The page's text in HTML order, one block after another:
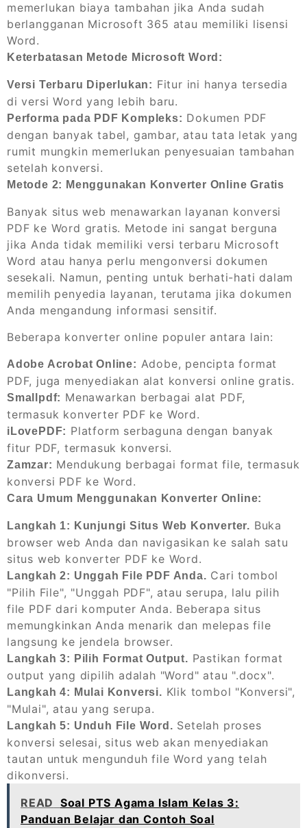
memerlukan biaya tambahan jika Anda sudah
berlangganan Microsoft 365 atau memiliki lisensi
Word.
Keterbatasan Metode Microsoft Word:
Versi Terbaru Diperlukan: Fitur ini hanya tersedia
di versi Word yang lebih baru.
Performa pada PDF Kompleks: Dokumen PDF
dengan banyak tabel, gambar, atau tata letak yang
rumit mungkin memerlukan penyesuaian tambahan
setelah konversi.
Metode 2: Menggunakan Konverter Online Gratis
Banyak situs web menawarkan layanan konversi
PDF ke Word gratis. Metode ini sangat berguna
jika Anda tidak memiliki versi terbaru Microsoft
Word atau hanya perlu mengonversi dokumen
sesekali. Namun, penting untuk berhati-hati dalam
memilih penyedia layanan, terutama jika dokumen
Anda mengandung informasi sensitif.
Beberapa konverter online populer antara lain:
Adobe Acrobat Online: Adobe, pencipta format
PDF, juga menyediakan alat konversi online gratis.
Smallpdf: Menawarkan berbagai alat PDF,
termasuk konverter PDF ke Word.
iLovePDF: Platform serbaguna dengan banyak
fitur PDF, termasuk konversi.
Zamzar: Mendukung berbagai format file, termasuk
konversi PDF ke Word.
Cara Umum Menggunakan Konverter Online:
Langkah 1: Kunjungi Situs Web Konverter. Buka
browser web Anda dan navigasikan ke salah satu
situs web konverter PDF ke Word.
Langkah 2: Unggah File PDF Anda. Cari tombol
"Pilih File", "Unggah PDF", atau serupa, lalu pilih
file PDF dari komputer Anda. Beberapa situs
memungkinkan Anda menarik dan melepas file
langsung ke jendela browser.
Langkah 3: Pilih Format Output. Pastikan format
output yang dipilih adalah "Word" atau ".docx".
Langkah 4: Mulai Konversi. Klik tombol "Konversi",
"Mulai", atau yang serupa.
Langkah 5: Unduh File Word. Setelah proses
konversi selesai, situs web akan menyediakan
tautan untuk mengunduh file Word yang telah
dikonversi.
READ Soal PTS Agama Islam Kelas 3:
Panduan Belajar dan Contoh Soal